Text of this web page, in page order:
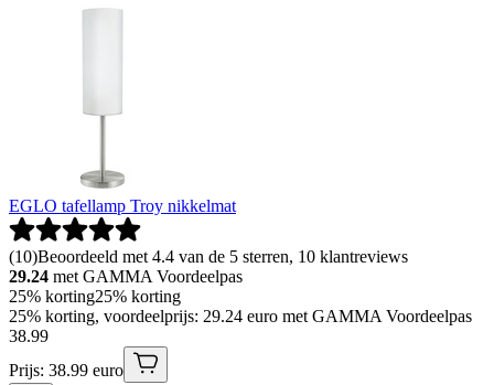
EGLO tafellamp Troy nikkelmat
(10)Beoordeeld met 4.4 van de 5 sterren, 10 klantreviews
29.24 met GAMMA Voordeelpas
25% korting25% korting
25% korting, voordeelprijs: 29.24 euro met GAMMA Voordeelpas
38.99
Prijs: 38.99 euro